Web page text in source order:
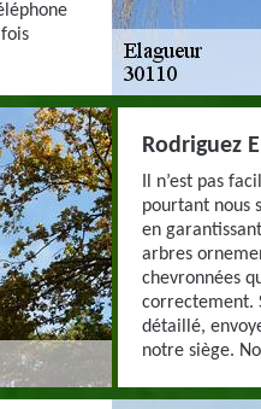
Rodriguez
Il n’est pas
pourtant nous
en
arbres
chevronnées
correctement.
détaillé,
notre siège.